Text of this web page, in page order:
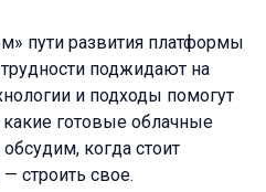
пути развития платформы
поджидают на
и подходы помогут
готовые облачные
когда стоит
строить свое.